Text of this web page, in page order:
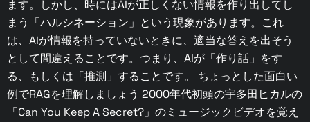
ます。しかし、時にはAIが正しくない情報を作り出してし
まう「ハルシネーション」という現象があります。これ
は、AIが情報を持っていないときに、適当な答えを出そう
として間違えることです。つまり、AIが「作り話」をす
る、もしくは「推測」することです。 ちょっとした面白い
例でRAGを理解しましょう 2000年代初頭の宇多田ヒカルの
「Can You Keep A Secret?」のミュージックビデオを覚え